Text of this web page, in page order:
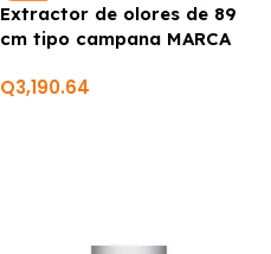
Extractor de olores de 89
cm tipo campana MARCA
Q3,190.64